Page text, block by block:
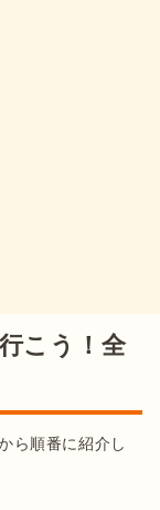
こう！全
ら順番に紹介し